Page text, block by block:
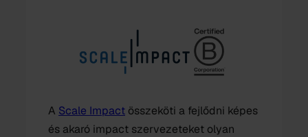
A Scale Impact összeköti a fejlődni képes
és akaró impact szervezeteket olyan